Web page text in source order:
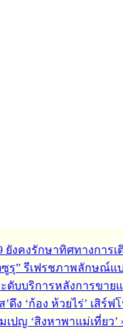
ยังคงรักษาทิศทางการเ
รุ” รีเฟรชภาพลักษณ์แ
ดับบริการหลังการขาย
ดึง ‘ก้อง ห้วยไร่’ เสิร์ฟ
ปญ ‘สิงหาพาแม่เที่ยว’